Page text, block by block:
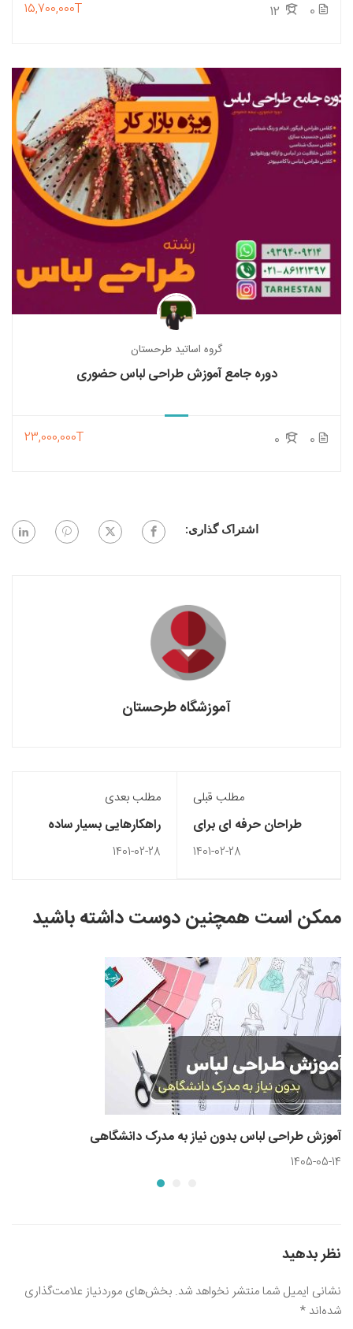
0
15,700,000T
گروه اساتید طرحستان
دوره جامع آموزش طراحی لباس حضوری
0
23,000,000T
اشتراک گذاری:
آموزشگاه طرحستان
مطلب قبلی
طراحان حرفه ای برای
طراحی لوگو چگونه ایده
1401-02-28
مطلب بعدی
راهکارهایی بسیار ساده
برای افزایش طول عمر
1401-02-28
ممکن است همچنین دوست داشته باشید
آموزش طراحی لباس بدون نیاز به مدرک دانشگاهی
1405-05-14
نظر بدهید
نشانی ایمیل شما منتشر نخواهد شد. بخش‌های موردنیاز علامت‌گذاری
شده‌اند *